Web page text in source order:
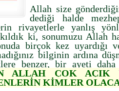
Allah size
dediği halde
rivayetlerle yanlış
ki, sonumuzu Allah
birçok kez uyardığı
bilginin ardına
benzer, bir ayeti
ALLAH ÇOK AÇIK
KİMLER